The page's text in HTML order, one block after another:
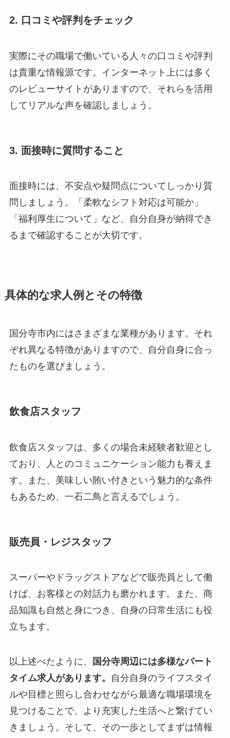
2. 口コミや評判をチェック
実際にその職場で働いている人々の口コミや評判
は貴重な情報源です。インターネット上には多く
のレビューサイトがありますので、それらを活用
してリアルな声を確認しましょう。
3. 面接時に質問すること
面接時には、不安点や疑問点についてしっかり質
問しましょう。「柔軟なシフト対応は可能か」
「福利厚生について」など、自分自身が納得でき
るまで確認することが大切です。
具体的な求人例とその特徴
国分寺市内にはさまざまな業種があります。それ
ぞれ異なる特徴がありますので、自分自身に合っ
たものを選びましょう。
飲食店スタッフ
飲食店スタッフは、多くの場合未経験者歓迎とし
ており、人とのコミュニケーション能力も養えま
す。また、美味しい賄い付きという魅力的な条件
もあるため、一石二鳥と言えるでしょう。
販売員・レジスタッフ
スーパーやドラッグストアなどで販売員として働
けば、お客様との対話力も磨かれます。また、商
品知識も自然と身につき、自身の日常生活にも役
立ちます。
以上述べたように、
国分寺周辺には多様なパート
タイム求人があります。
自分自身のライフスタイ
ルや目標と照らし合わせながら最適な職場環境を
見つけることで、より充実した生活へと繋げてい
きましょう。そして、その一歩としてまずは情報